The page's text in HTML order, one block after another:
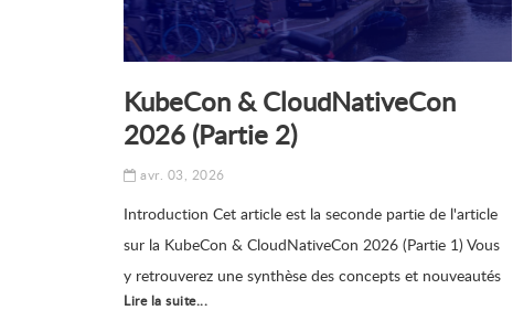
KubeCon & CloudNativeCon
2026 (Partie 2)
avr. 03, 2026
Introduction Cet article est la seconde partie de l'article
sur la KubeCon & CloudNativeCon 2026 (Partie 1) Vous
y retrouverez une synthèse des concepts et nouveautés
qui ont été présentés au cours des conférences
Lire la suite...